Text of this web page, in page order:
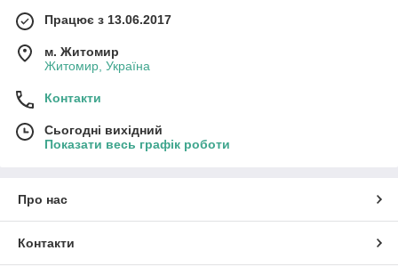
Працює з 13.06.2017
м. Житомир
Житомир, Україна
Контакти
Сьогодні вихідний
Показати весь графік роботи
Про нас
Контакти